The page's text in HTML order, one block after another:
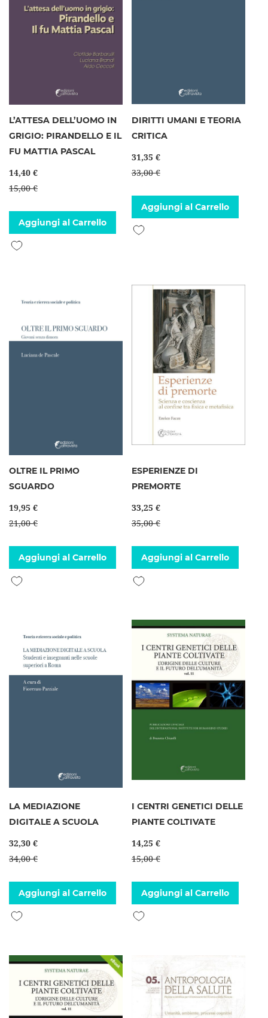
L’ATTESA DELL’UOMO IN
GRIGIO: PIRANDELLO E IL
FU MATTIA PASCAL
14,40 €
15,00 €
Aggiungi al Carrello
Aggiungi alla lista desideri
DIRITTI UMANI E TEORIA
CRITICA
31,35 €
33,00 €
Aggiungi al Carrello
Aggiungi alla lista desideri
OLTRE IL PRIMO
SGUARDO
19,95 €
21,00 €
Aggiungi al Carrello
Aggiungi alla lista desideri
ESPERIENZE DI
PREMORTE
33,25 €
35,00 €
Aggiungi al Carrello
Aggiungi alla lista desideri
LA MEDIAZIONE
DIGITALE A SCUOLA
32,30 €
34,00 €
Aggiungi al Carrello
Aggiungi alla lista desideri
I CENTRI GENETICI DELLE
PIANTE COLTIVATE
14,25 €
15,00 €
Aggiungi al Carrello
Aggiungi alla lista desideri